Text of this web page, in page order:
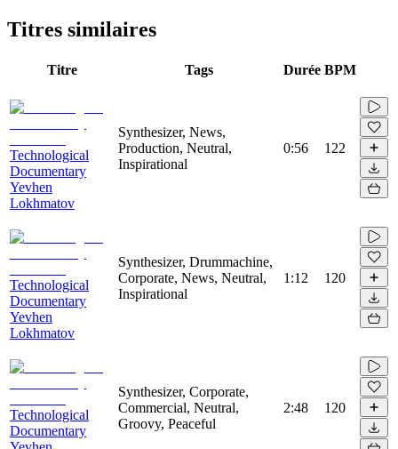
Titres similaires
Titre Tags Durée BPM
Technological
Documentary
Yevhen
Lokhmatov
Synthesizer, News,
Production, Neutral,
Inspirational
0:56 122
Technological
Documentary
Yevhen
Lokhmatov
Synthesizer, Drummachine,
Corporate, News, Neutral,
Inspirational
1:12 120
Technological
Documentary
Synthesizer, Corporate,
Commercial, Neutral,
Groovy, Peaceful
2:48 120